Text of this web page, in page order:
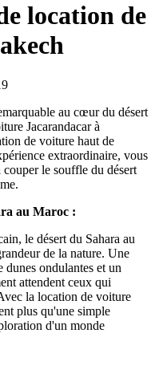
location de
au cœur du désert
Jacarandacar à
de voiture haut de
extraordinaire, vous
le souffle du désert
au Maroc :
le désert du Sahara au
de la nature. Une
dunes ondulantes et un
attendent ceux qui
la location de voiture
plus qu'une simple
d'un monde